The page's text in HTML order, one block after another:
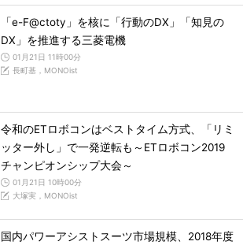
「e-F@ctoty」を核に「行動のDX」「知見の
DX」を推進する三菱電機
01月21日 11時00分
長町基，MONOist
令和のETロボコンはベストタイム方式、「リミ
ッター外し」で一発逆転も～ETロボコン2019
チャンピオンシップ大会～
01月21日 10時00分
大塚実，MONOist
国内パワーアシストスーツ市場規模、2018年度